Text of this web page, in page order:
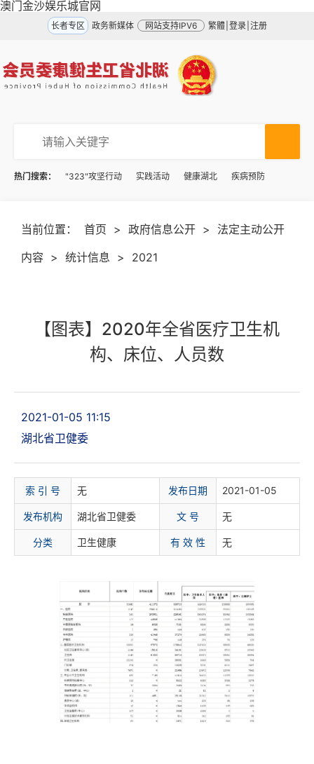
澳门金沙娱乐城官网
长者专区 政务新媒体 网站支持IPV6 繁體 登录 注册
热门搜索： "323"攻坚行动 实践活动 健康湖北 疾病预防
当前位置： 首页 > 政府信息公开 >
法定主动公开
内容 > 统计信息 > 2021
【图表】2020年全省医疗卫生机
构、床位、人员数
2021-01-05 11:15
湖北省卫健委
索 引 号 无 发布日期 2021-01-05
发布机构 湖北省卫健委 文 号 无
分类 卫生健康 有 效 性 无